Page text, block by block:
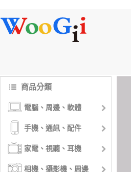
商品分類
電腦、周邊、軟體
手機、通訊、配件
家電、視聽、耳機
相機、攝影機、周邊